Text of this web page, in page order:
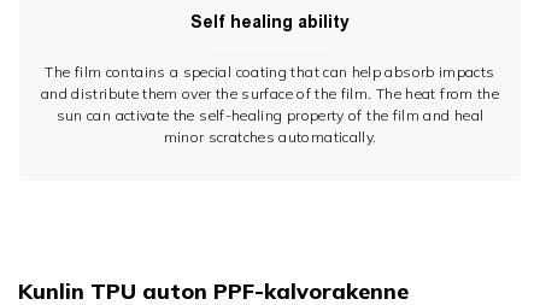
Self healing ability
The film contains a special coating that can help absorb impacts
and distribute them over the surface of the film. The heat from the
sun can activate the self-healing property of the film and heal
minor scratches automatically.
Kunlin TPU auton PPF-kalvorakenne